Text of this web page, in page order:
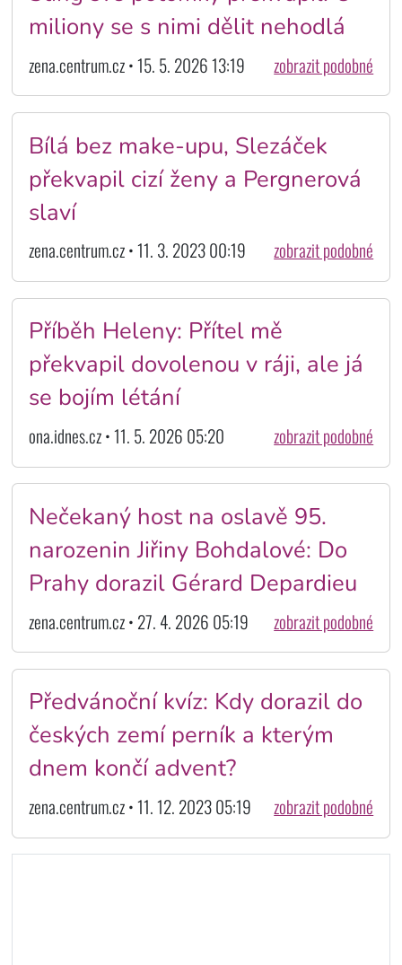
miliony se s nimi dělit nehodlá
zena.centrum.cz • 15. 5. 2026 13:19 zobrazit podobné
Bílá bez make-upu, Slezáček
překvapil cizí ženy a Pergnerová
slaví
zena.centrum.cz • 11. 3. 2023 00:19 zobrazit podobné
Příběh Heleny: Přítel mě
překvapil dovolenou v ráji, ale já
se bojím létání
ona.idnes.cz • 11. 5. 2026 05:20 zobrazit podobné
Nečekaný host na oslavě 95.
narozenin Jiřiny Bohdalové: Do
Prahy dorazil Gérard Depardieu
zena.centrum.cz • 27. 4. 2026 05:19 zobrazit podobné
Předvánoční kvíz: Kdy dorazil do
českých zemí perník a kterým
dnem končí advent?
zena.centrum.cz • 11. 12. 2023 05:19 zobrazit podobné